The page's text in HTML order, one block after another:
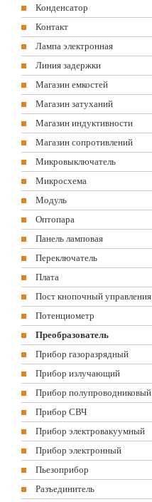
Конденсатор
Контакт
Лампа электронная
Линия задержки
Магазин емкостей
Магазин затуханий
Магазин индуктивности
Магазин сопротивлений
Микровыключатель
Микросхема
Модуль
Оптопара
Панель ламповая
Переключатель
Плата
Пост кнопочный управления
Потенциометр
Преобразователь
Прибор газоразрядный
Прибор излучающий
Прибор полупроводниковый
Прибор СВЧ
Прибор электровакуумный
Прибор электронный
Пьезоприбор
Разъединитель